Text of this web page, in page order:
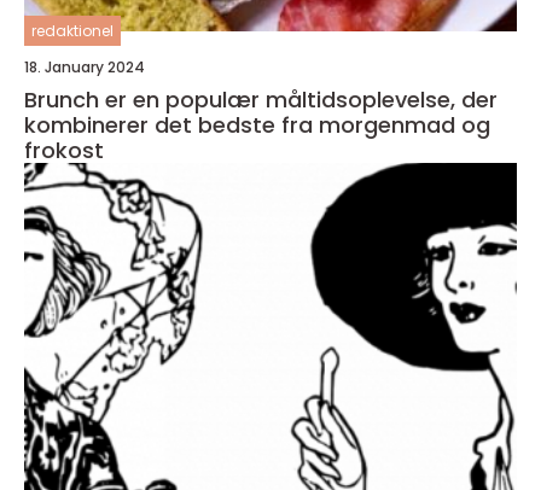
redaktionel
18. January 2024
Brunch er en populær måltidsoplevelse, der
kombinerer det bedste fra morgenmad og
frokost